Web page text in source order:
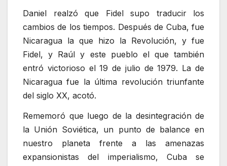
Daniel realzó que Fidel supo traducir los
cambios de los tiempos. Después de Cuba, fue
Nicaragua la que hizo la Revolución, y fue
Fidel, y Raúl y este pueblo el que también
entró victorioso el 19 de julio de 1979. La de
Nicaragua fue la última revolución triunfante
del siglo XX, acotó.
Rememoró que luego de la desintegración de
la Unión Soviética, un punto de balance en
nuestro planeta frente a las amenazas
expansionistas del imperialismo, Cuba se